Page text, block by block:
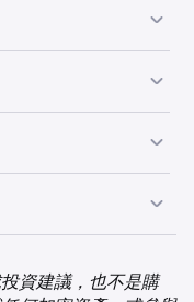
產均無鎖定期限
解除分配完成前的等
擇參與獎勵服務進行
能將其用於其他目的
也無法轉移到您的外
沒有鎖定期，也同樣
和 ATOM）時提
每個每週派息間隔支
資產而異。
有關已綁定質押費用
資建議，也不是購